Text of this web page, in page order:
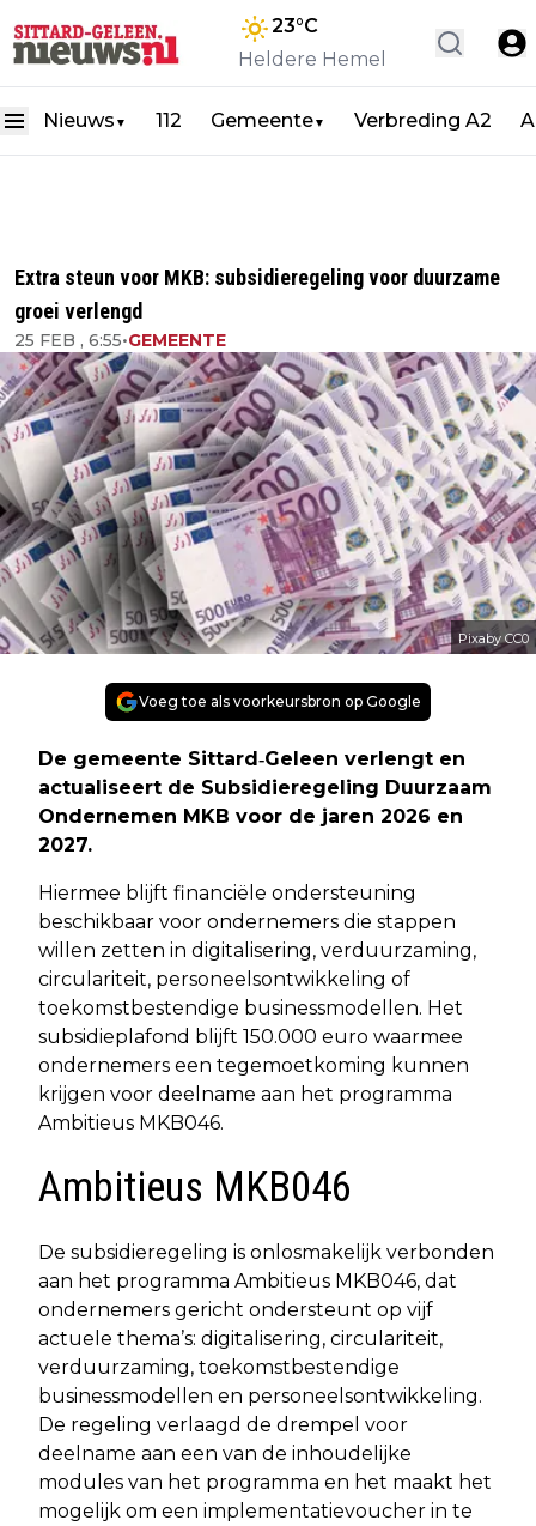
23°C
Heldere Hemel
Nieuws ▼ 112 Gemeente▼ Verbreding A2
Extra steun voor MKB: subsidieregeling voor duurzame
groei verlengd
25 FEB , 6:55•GEMEENTE
Pixaby CC0
Voeg toe als voorkeursbron op Google
De gemeente Sittard‑Geleen verlengt en
actualiseert de Subsidieregeling Duurzaam
Ondernemen MKB voor de jaren 2026 en
2027.
Hiermee blijft financiële ondersteuning
beschikbaar voor ondernemers die stappen
willen zetten in digitalisering, verduurzaming,
circulariteit, personeelsontwikkeling of
toekomstbestendige businessmodellen. Het
subsidieplafond blijft 150.000 euro waarmee
ondernemers een tegemoetkoming kunnen
krijgen voor deelname aan het programma
Ambitieus MKB046.
Ambitieus MKB046
De subsidieregeling is onlosmakelijk verbonden
aan het programma Ambitieus MKB046, dat
ondernemers gericht ondersteunt op vijf
actuele thema’s: digitalisering, circulariteit,
verduurzaming, toekomstbestendige
businessmodellen en personeelsontwikkeling.
De regeling verlaagd de drempel voor
deelname aan een van de inhoudelijke
modules van het programma en het maakt het
mogelijk om een implementatievoucher in te